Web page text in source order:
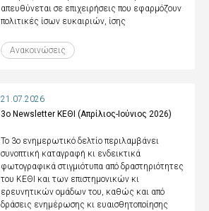
απευθύνεται σε επιχειρήσεις που εφαρμόζουν
πολιτικές ίσων ευκαιριών, ίσης
Ανακοινώσεις
21.07.2026
3ο Newsletter ΚΕΘΙ (Απρίλιος-Ιούνιος 2026)
Το 3ο ενημερωτικό δελτίο περιλαμβάνει
συνοπτική καταγραφή κι ενδεικτικά
φωτογραφικά στιγμιότυπα από δραστηριότητες
του ΚΕΘΙ και των επιστημονικών κι
ερευνητικών ομάδων του, καθώς και από
δράσεις ενημέρωσης κι ευαισθητοποίησης